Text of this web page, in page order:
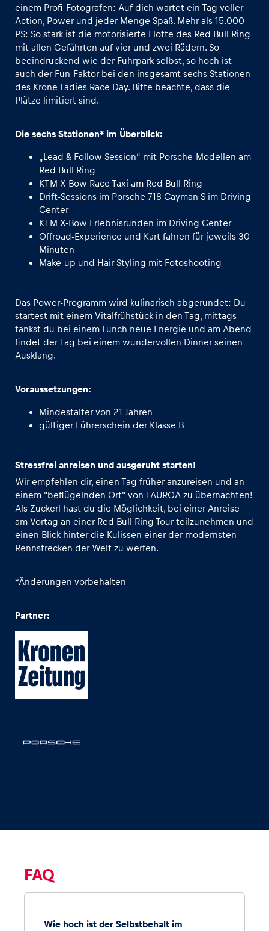
einem Profi-Fotografen: Auf dich wartet ein Tag voller
Action, Power und jeder Menge Spaß. Mehr als 15.000
PS: So stark ist die motorisierte Flotte des Red Bull Ring
mit allen Gefährten auf vier und zwei Rädern. So
beeindruckend wie der Fuhrpark selbst, so hoch ist
auch der Fun-Faktor bei den insgesamt sechs Stationen
des Krone Ladies Race Day. Bitte beachte, dass die
Plätze limitiert sind.
Die sechs Stationen* im Überblick:
„Lead & Follow Session“ mit Porsche-Modellen am
Red Bull Ring
KTM X-Bow Race Taxi am Red Bull Ring
Drift-Sessions im Porsche 718 Cayman S im Driving
Center
KTM X-Bow Erlebnisrunden im Driving Center
Offroad-Experience und Kart fahren für jeweils 30
Minuten
Make-up und Hair Styling mit Fotoshooting
Das Power-Programm wird kulinarisch abgerundet: Du
startest mit einem Vitalfrühstück in den Tag, mittags
tankst du bei einem Lunch neue Energie und am Abend
findet der Tag bei einem wundervollen Dinner seinen
Ausklang.
Voraussetzungen:
Mindestalter von 21 Jahren
gültiger Führerschein der Klasse B
Stressfrei anreisen und ausgeruht starten!
Wir empfehlen dir, einen Tag früher anzureisen und an
einem "beflügelnden Ort" von TAUROA zu übernachten!
Als Zuckerl hast du die Möglichkeit, bei einer Anreise
am Vortag an einer Red Bull Ring Tour teilzunehmen und
einen Blick hinter die Kulissen einer der modernsten
Rennstrecken der Welt zu werfen.
*Änderungen vorbehalten
Partner:
FAQ
Wie hoch ist der Selbstbehalt im